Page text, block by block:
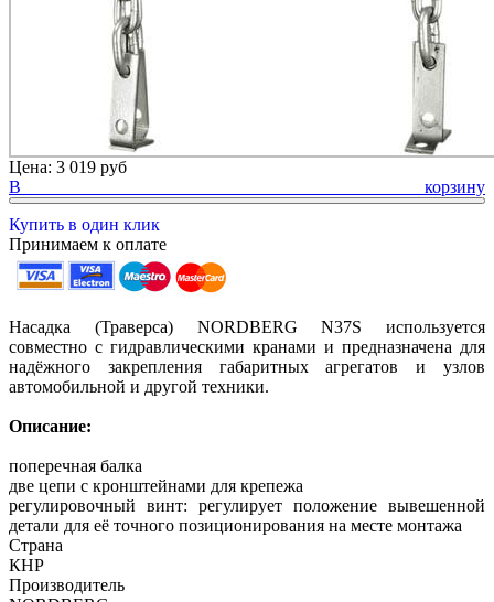
Цена: 3 019 руб
В корзину
Купить в один клик
Принимаем к оплате
Насадка (Траверса) NORDBERG N37S используется
совместно с гидравлическими кранами и предназначена для
надёжного закрепления габаритных агрегатов и узлов
автомобильной и другой техники.
Описание:
поперечная балка
две цепи с кронштейнами для крепежа
регулировочный винт: регулирует положение вывешенной
детали для её точного позиционирования на месте монтажа
Страна
КНР
Производитель